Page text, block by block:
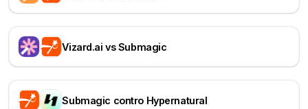
Vizard.ai vs Submagic
Submagic contro Hypernatural